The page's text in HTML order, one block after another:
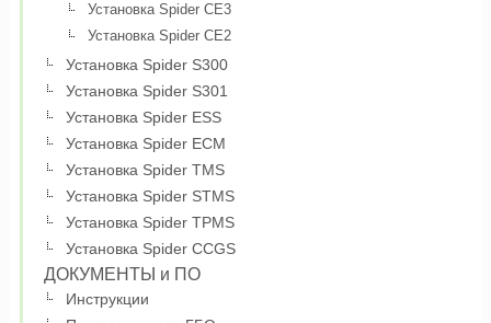
Установка Spider CE3
Установка Spider CE2
Установка Spider S300
Установка Spider S301
Установка Spider ESS
Установка Spider ECM
Установка Spider TMS
Установка Spider STMS
Установка Spider TPMS
Установка Spider CCGS
ДОКУМЕНТЫ и ПО
Инструкции